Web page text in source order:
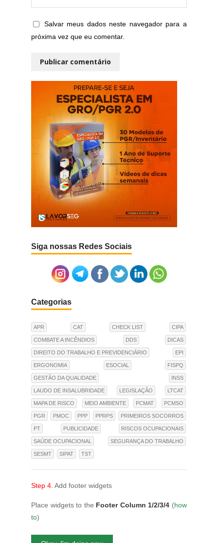
Salvar meus dados neste navegador para a
próxima vez que eu comentar.
Siga nossas Redes Sociais
Categorias
APR CAT CHECK LIST CIPA
COMBATE A INCÊNDIOS DDS DICAS
DIREITO DO TRABALHO E PREVIDENCIÁRIO EPI
ERGONOMIA ESOCIAL FISPQ
GESTÃO DA QUALIDADE INSS
LAUDO DE INSALUBRIDADE LEGISLAÇÃO LTCAT
MAPA DE RISCO MEIO AMBIENTE PCMAT PCMSO
PGR PMOC PPP PPRPS PRIMEIROS SOCORROS
PT PUBLICIDADE RISCOS OCUPACIONAIS
SAÚDE OCUPACIONAL SEGURANÇA DO TRABALHO
SESMT SIPAT TST
Step 4. Add footer widgets
Place widgets to the Footer Column 1/2/3/4 (how
to)